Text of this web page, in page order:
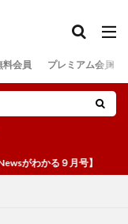
料会員 プレミアム会員
がわかる９月号】